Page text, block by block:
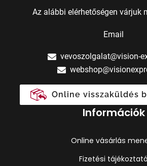
Az alábbi elérhetőségen várjuk
Email
vevoszolgalat@vision-
Online visszaküldés
Információk
Online vásárlás
Fizetési tájékoztató